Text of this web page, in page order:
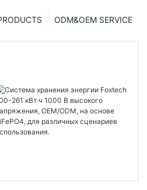
ODM&OEM SERVICE